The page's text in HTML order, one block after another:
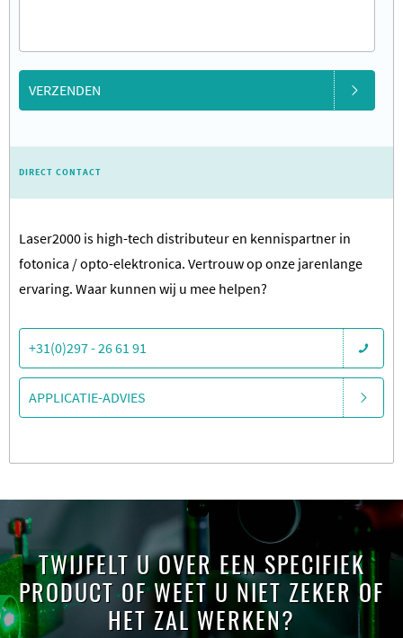
VERZENDEN
DIRECT CONTACT
Laser2000 is high-tech distributeur en kennispartner in
fotonica / opto-elektronica. Vertrouw op onze jarenlange
ervaring. Waar kunnen wij u mee helpen?
+31(0)297 - 26 61 91
APPLICATIE-ADVIES
TWIJFELT U OVER EEN SPECIFIEK
PRODUCT OF WEET U NIET ZEKER OF
HET ZAL WERKEN?